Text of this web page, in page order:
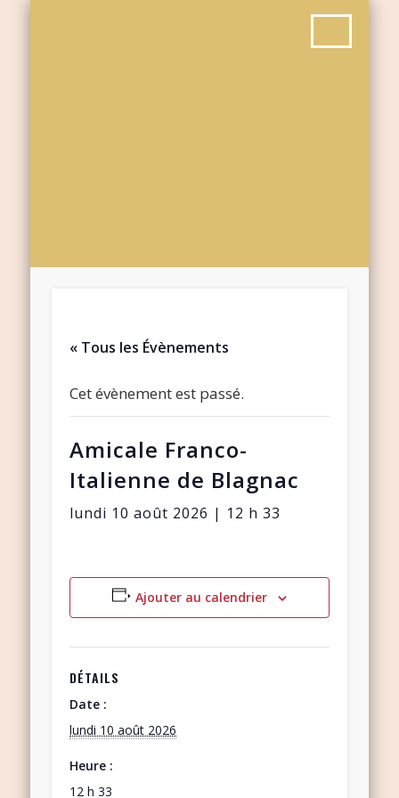
« Tous les Évènements
Cet évènement est passé.
Amicale Franco-
Italienne de Blagnac
lundi 10 août 2026 | 12 h 33
Ajouter au calendrier
DÉTAILS
Date :
lundi 10 août 2026
Heure :
12 h 33